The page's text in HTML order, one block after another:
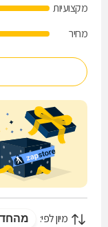
מקצועיות
מחיר
מיון לפי: